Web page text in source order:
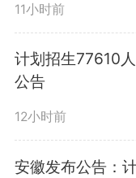
11小时前
计划招生77610
公告
12小时前
安徽发布公告：